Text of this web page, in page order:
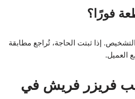
فورًا؟
إذا ثبتت الحاجة، تُراجع مطابقة
العميل.
فريزر فريش في